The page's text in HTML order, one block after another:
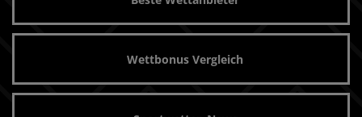
Wettbonus Vergleich